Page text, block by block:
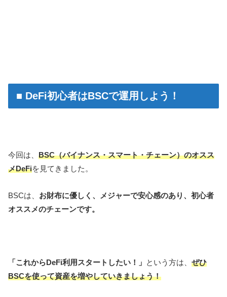
■ DeFi初心者はBSCで運用しよう！
今回は、 BSC（バイナンス・スマート・チェーン）のオスス
メDeFiを見てきました。
BSCは、 お財布に優しく、メジャーで安心感のあり、初心者
オススメのチェーンです。
「これからDeFi利用スタートしたい！」 という方は、 ぜひ
BSCを使って資産を増やしていきましょう！